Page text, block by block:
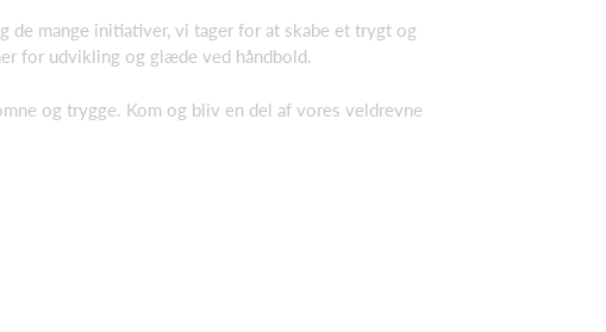
mange initiativer, vi tager for at skabe et trygt og
for udvikling og glæde ved håndbold.
og trygge. Kom og bliv en del af vores veldrevne